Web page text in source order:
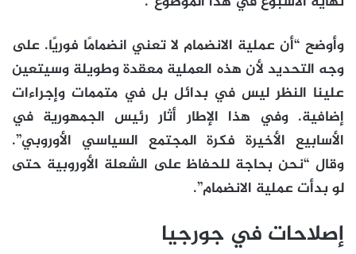
وأوضح “أن عملية الانضمام لا تعني انضمامًا فوريًا. على
وجه التحديد لأن هذه العملية معقدة وطويلة وسيتعين
علينا النظر ليس في بدائل بل في متممات وإجراءات
إضافية. وفي هذا الإطار أثار رئيس الجمهورية في
الأسابيع الأخيرة فكرة المجتمع السياسي الأوروبي”.
وقال “نحن بحاجة للحفاظ على الشعلة الأوروبية حتى
لو بدأت عملية الانضمام”.
إصلاحات في جورجيا